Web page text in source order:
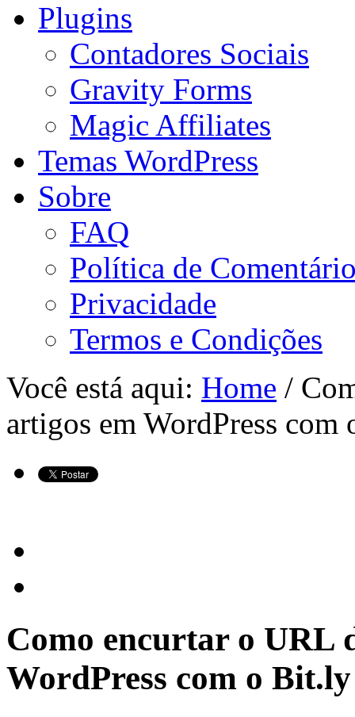
Plugins
Contadores Sociais
Gravity Forms
Magic Affiliates
Temas WordPress
Sobre
FAQ
Política de
Privacidade
Termos e Condições
Você está aqui: Home /
artigos em WordPress
Como encurtar o URL
WordPress com o Bit.ly